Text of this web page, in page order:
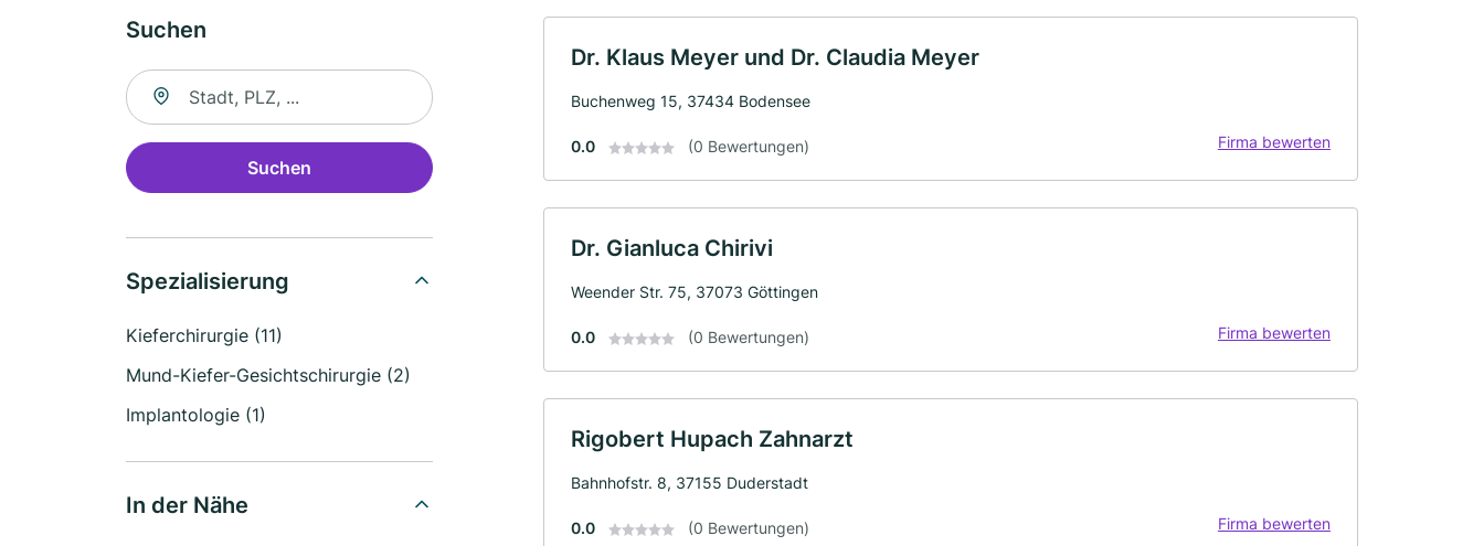
Suchen
Suche nach Ort
Suchen
Spezialisierung
Kieferchirurgie (11)
Mund-Kiefer-Gesichtschirurgie (2)
Implantologie (1)
In der Nähe
Dr. Klaus Meyer und Dr. Claudia Meyer
Buchenweg 15, 37434 Bodensee
0.0 (0 Bewertungen) Firma bewerten
Dr. Gianluca Chirivi
Weender Str. 75, 37073 Göttingen
0.0 (0 Bewertungen) Firma bewerten
Rigobert Hupach Zahnarzt
Bahnhofstr. 8, 37155 Duderstadt
0.0 (0 Bewertungen) Firma bewerten